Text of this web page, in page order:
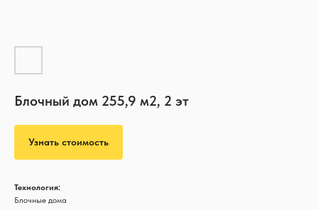
Блочный дом 255,9 м2, 2 эт
Узнать стоимость
Технология:
Блочные дома